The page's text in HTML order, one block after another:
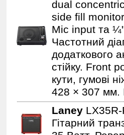
dual
side fill
Mic input та
Частотний
додаткового
стійку. Front
кути, гумові
428 × 307 мм.
Laney
Гітарний